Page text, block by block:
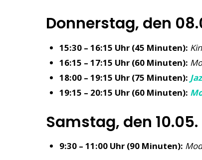
Donnerstag, den
15:30 – 16:15 Uhr (45 Minuten):
16:15 – 17:15 Uhr (60 Minuten):
18:00 – 19:15 Uhr (75 Minuten):
19:15 – 20:15 Uhr (60 Minuten):
Samstag, den 10.05.
9:30 – 11:00 Uhr (90 Minuten):